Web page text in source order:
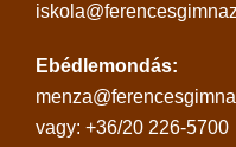
Ebédlemondás:
vagy: +36/20 226-5700